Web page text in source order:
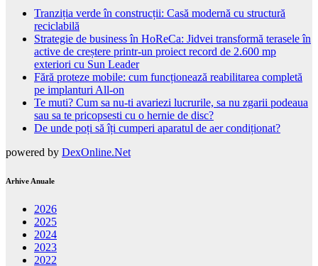
Tranziția verde în construcții: Casă modernă cu structură
reciclabilă
Strategie de business în HoReCa: Jidvei transformă terasele în
active de creștere printr-un proiect record de 2.600 mp
exteriori cu Sun Leader
Fără proteze mobile: cum funcționează reabilitarea completă
pe implanturi All-on
Te muti? Cum sa nu-ti avariezi lucrurile, sa nu zgarii podeaua
sau sa te pricopsesti cu o hernie de disc?
De unde poți să îți cumperi aparatul de aer condiționat?
powered by DexOnline.Net
Arhive Anuale
2026
2025
2024
2023
2022